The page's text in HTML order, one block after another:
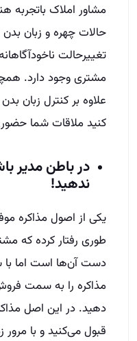
مشاور املاک با‌تجربه
حالات چهره و زبان
تغییر‌حالت
مشتری وجود دارد.
علاوه بر کنترل زبان
کنید ملاقات شما
در باطن مدیر
ندهید!
یکی از اصول مذاکره
طوری رفتار کرده که
دست آن‌ها است اما با
مذاکره را به سمت
دهید. در این اصل
قبول می‌کنید و با مرور